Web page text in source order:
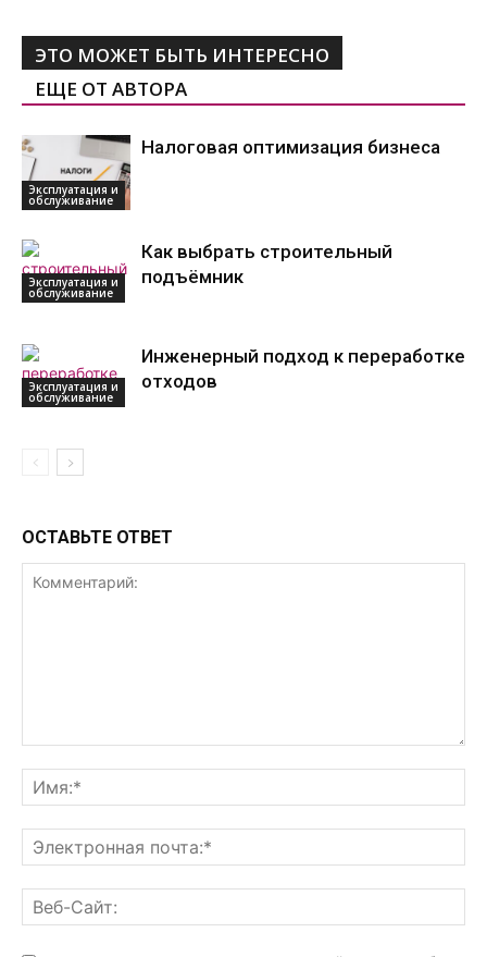
ЭТО МОЖЕТ БЫТЬ ИНТЕРЕСНО
ЕЩЕ ОТ АВТОРА
Эксплуатация и
обслуживание
Налоговая оптимизация бизнеса
Эксплуатация и
обслуживание
Как выбрать строительный
подъёмник
Эксплуатация и
обслуживание
Инженерный подход к переработке
отходов
ОСТАВЬТЕ ОТВЕТ